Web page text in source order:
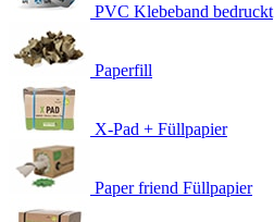
PVC Klebeband bedruckt
Paperfill
X-Pad + Füllpapier
Paper friend Füllpapier